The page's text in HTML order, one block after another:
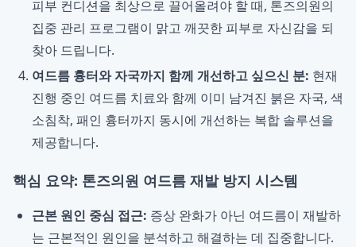
피부 컨디션을 최상으로 끌어올려야 할 때, 톤즈의원의
집중 관리 프로그램이 맑고 깨끗한 피부로 자신감을 되
찾아 드립니다.
여드름 흉터와 자국까지 함께 개선하고 싶으신 분: 현재
진행 중인 여드름 치료와 함께 이미 남겨진 붉은 자국, 색
소침착, 패인 흉터까지 동시에 개선하는 복합 솔루션을
제공합니다.
핵심 요약: 톤즈의원 여드름 재발 방지 시스템
근본 원인 중심 접근: 증상 완화가 아닌 여드름이 재발하
는 근본적인 원인을 분석하고 해결하는 데 집중합니다.